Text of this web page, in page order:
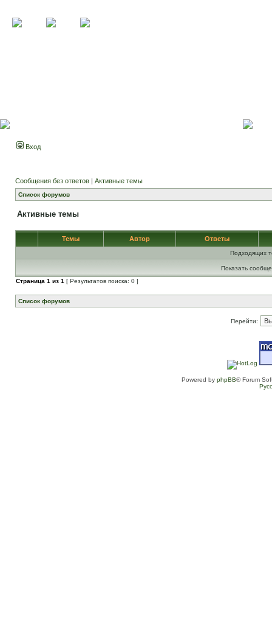
Вход
Сообщения без ответов | Активные темы
Список форумов
Активные темы
Темы Автор Ответы
Подходящих
Показать
Страница 1 из 1 [ Результатов поиска: 0 ]
Список форумов
Перейти:
Powered by phpBB® Forum